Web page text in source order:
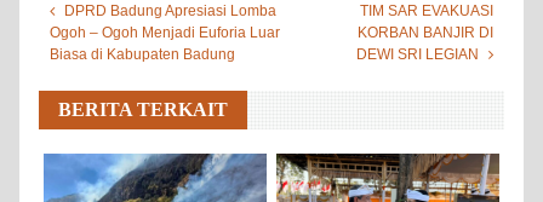
DPRD Badung Apresiasi Lomba
Ogoh – Ogoh Menjadi Euforia Luar
Biasa di Kabupaten Badung
TIM SAR EVAKUASI
KORBAN BANJIR DI
DEWI SRI LEGIAN
BERITA TERKAIT